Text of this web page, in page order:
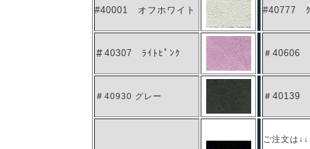
#40001 オフホワイト #40777
＃40307 ﾗｲﾄﾋﾟﾝｸ ＃40606
＃ 40930 グレー ＃40139
ご注文は